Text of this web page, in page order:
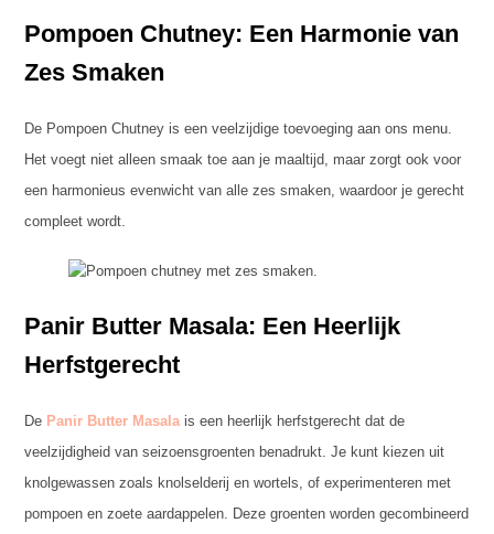
Pompoen Chutney: Een Harmonie van
Zes Smaken
De Pompoen Chutney is een veelzijdige toevoeging aan ons menu.
Het voegt niet alleen smaak toe aan je maaltijd, maar zorgt ook voor
een harmonieus evenwicht van alle zes smaken, waardoor je gerecht
compleet wordt.
Panir Butter Masala: Een Heerlijk
Herfstgerecht
De Panir Butter Masalais een heerlijk herfstgerecht dat de
veelzijdigheid van seizoensgroenten benadrukt. Je kunt kiezen uit
knolgewassen zoals knolselderij en wortels, of experimenteren met
pompoen en zoete aardappelen. Deze groenten worden gecombineerd